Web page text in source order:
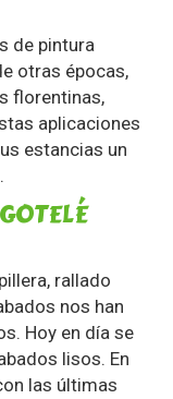
de pintura
otras épocas,
florentinas,
aplicaciones
estancias un
rallado
nos han
Hoy en día se
lisos. En
las últimas